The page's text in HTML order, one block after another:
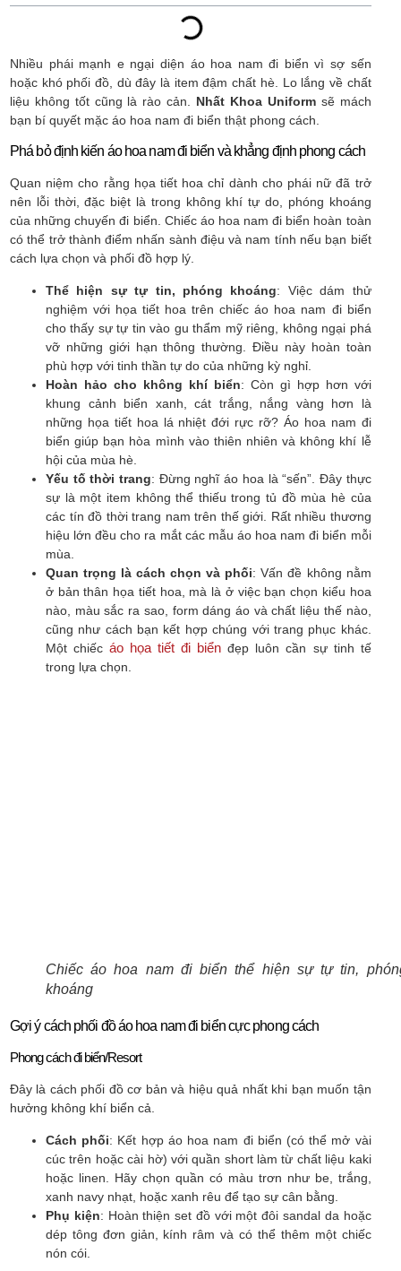
Nhiều phái mạnh e ngại diện áo hoa nam đi biển vì sợ sến
hoặc khó phối đồ, dù đây là item đậm chất hè. Lo lắng về chất
liệu không tốt cũng là rào cản. Nhất Khoa Uniformsẽ mách
bạn bí quyết mặc áo hoa nam đi biển thật phong cách.
Phá bỏ định kiến áo hoa nam đi biển và khẳng định phong cách
Quan niệm cho rằng họa tiết hoa chỉ dành cho phái nữ đã trở
nên lỗi thời, đặc biệt là trong không khí tự do, phóng khoáng
của những chuyến đi biển. Chiếc áo hoa nam đi biển hoàn toàn
có thể trở thành điểm nhấn sành điệu và nam tính nếu bạn biết
cách lựa chọn và phối đồ hợp lý.
Thể hiện sự tự tin, phóng khoáng: Việc dám thử
nghiệm với họa tiết hoa trên chiếc áo hoa nam đi biển
cho thấy sự tự tin vào gu thẩm mỹ riêng, không ngại phá
vỡ những giới hạn thông thường. Điều này hoàn toàn
phù hợp với tinh thần tự do của những kỳ nghỉ.
Hoàn hảo cho không khí biển: Còn gì hợp hơn với
khung cảnh biển xanh, cát trắng, nắng vàng hơn là
những họa tiết hoa lá nhiệt đới rực rỡ? Áo hoa nam đi
biển giúp bạn hòa mình vào thiên nhiên và không khí lễ
hội của mùa hè.
Yếu tố thời trang: Đừng nghĩ áo hoa là “sến”. Đây thực
sự là một item không thể thiếu trong tủ đồ mùa hè của
các tín đồ thời trang nam trên thế giới. Rất nhiều thương
hiệu lớn đều cho ra mắt các mẫu áo hoa nam đi biển mỗi
mùa.
Quan trọng là cách chọn và phối: Vấn đề không nằm
ở bản thân họa tiết hoa, mà là ở việc bạn chọn kiểu hoa
nào, màu sắc ra sao, form dáng áo và chất liệu thế nào,
cũng như cách bạn kết hợp chúng với trang phục khác.
Một chiếcáo họa tiết đi biển đẹp luôn cần sự tinh tế
trong lựa chọn.
Chiếc áo hoa nam đi biển thể hiện sự tự tin,
khoáng
Gợi ý cách phối đồ áo hoa nam đi biển cực phong cách
Phong cách đi biển/Resort
Đây là cách phối đồ cơ bản và hiệu quả nhất khi bạn muốn tận
hưởng không khí biển cả.
Cách phối: Kết hợp áo hoa nam đi biển (có thể mở vài
cúc trên hoặc cài hờ) với quần short làm từ chất liệu kaki
hoặc linen. Hãy chọn quần có màu trơn như be, trắng,
xanh navy nhạt, hoặc xanh rêu để tạo sự cân bằng.
Phụ kiện: Hoàn thiện set đồ với một đôi sandal da hoặc
dép tông đơn giản, kính râm và có thể thêm một chiếc
nón cói.